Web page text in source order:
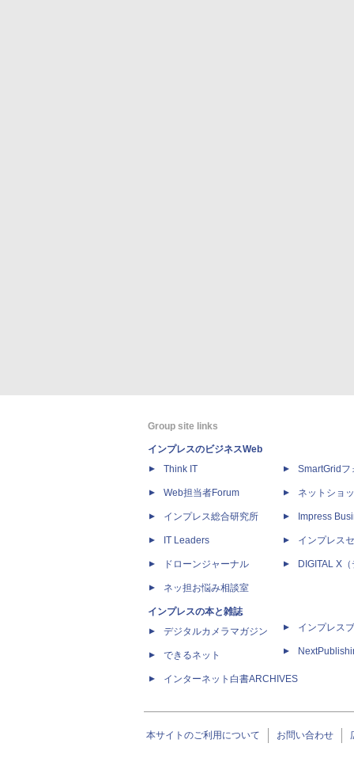
Group site links
インプレスのビジネスWeb
Think IT
Web担当者Forum
インプレス総合研究所
IT Leaders
ドローンジャーナル
ネッ担お悩み相談室
インプレスの本と雑誌
デジタルカメラマガジン
できるネット
インターネット白書ARCHIVES
SmartGridフ
ネットショ
Impress
インプレス
DIGITAL X
インプレス
本サイトのご利用について お問い合わせ